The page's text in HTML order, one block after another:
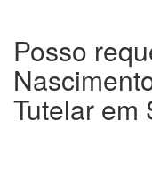
Posso
Tutelar em